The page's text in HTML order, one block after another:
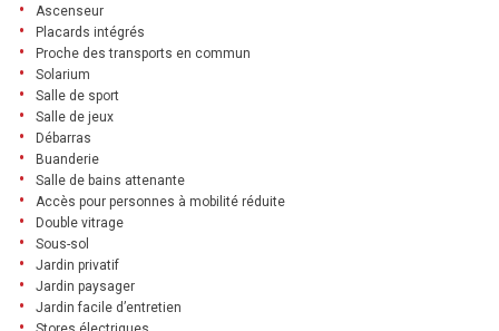
Ascenseur
Placards intégrés
Proche des transports en commun
Solarium
Salle de sport
Salle de jeux
Débarras
Buanderie
Salle de bains attenante
Accès pour personnes à mobilité réduite
Double vitrage
Sous-sol
Jardin privatif
Jardin paysager
Jardin facile d’entretien